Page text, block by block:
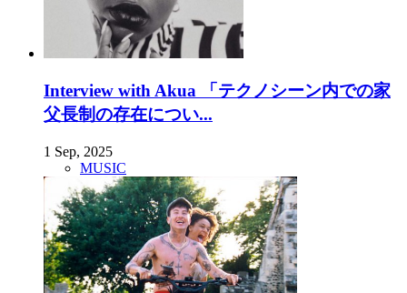
Interview with Akua 「テクノシーン内での家
父長制の存在につい...
1 Sep, 2025
MUSIC